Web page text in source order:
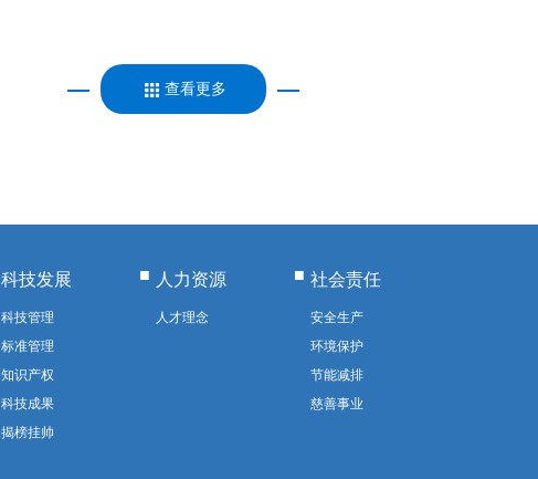
查看更多
科技发展
科技管理
标准管理
知识产权
科技成果
揭榜挂帅
人力资源
人才理念
社会责任
安全生产
环境保护
节能减排
慈善事业